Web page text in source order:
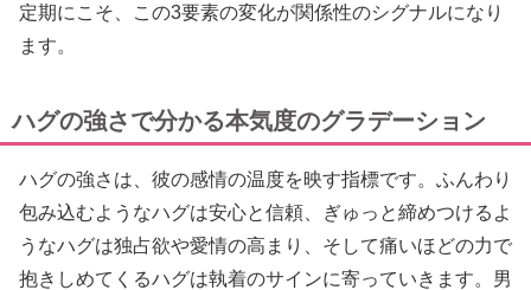
定期にこそ、この3要素の変化が関係性のシグナルになり
ます。
ハグの強さで分かる本気度のグラデーション
ハグの強さは、彼の感情の温度を映す指標です。ふんわり
包み込むようなハグは安心と信頼、ぎゅっと締めつけるよ
うなハグは独占欲や愛情の高まり、そして痛いほどの力で
抱きしめてくるハグは執着のサインに寄っていきます。男